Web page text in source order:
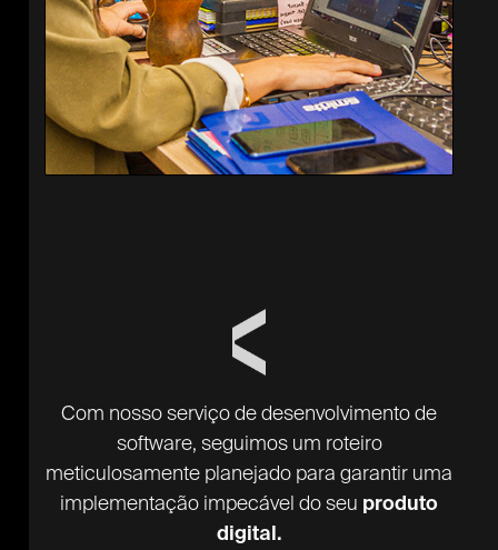
Com nosso serviço de desenvolvimento de
software, seguimos um roteiro
meticulosamente planejado para garantir uma
implementação impecável do seu produto
digital.